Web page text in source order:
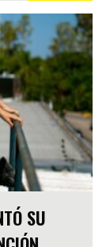
SU